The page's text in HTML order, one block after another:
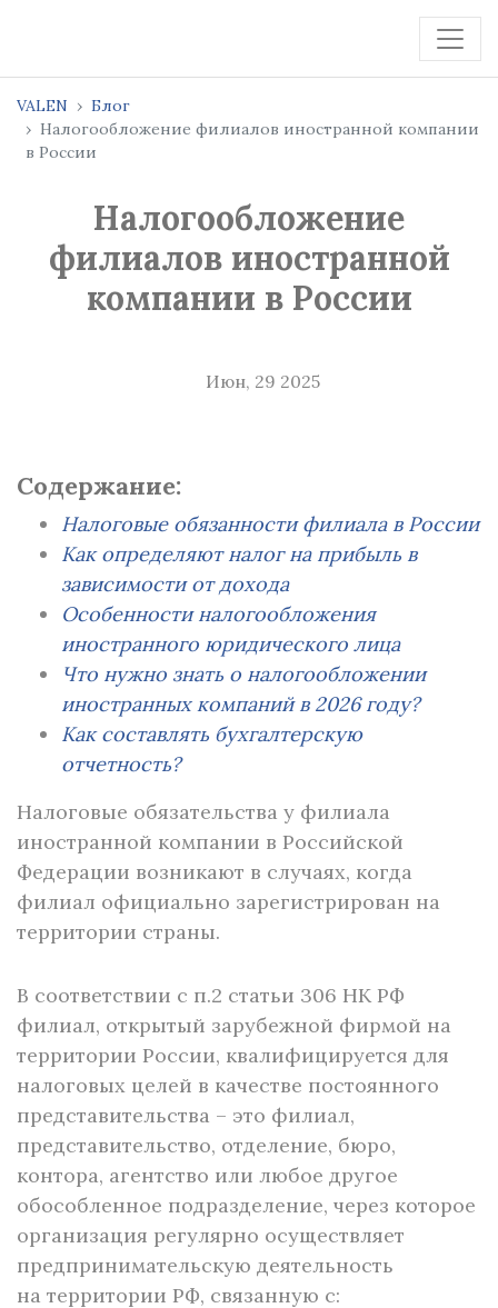
VALEN
Блог
Налогообложение филиалов иностранной компании
в России
Налогообложение
филиалов иностранной
компании в России
Июн, 29 2025
Содержание:
Налоговые обязанности филиала в России
Как определяют налог на прибыль в
зависимости от дохода
Особенности налогообложения
иностранного юридического лица
Что нужно знать о налогообложении
иностранных компаний в 2026 году?
Как составлять бухгалтерскую
отчетность?
Налоговые обязательства у филиала
иностранной компании в Российской
Федерации возникают в случаях, когда
филиал официально зарегистрирован на
территории страны.
В соответствии с п.2 статьи 306 НК РФ
филиал, открытый зарубежной фирмой на
территории России, квалифицируется для
налоговых целей в качестве постоянного
представительства – это филиал,
представительство, отделение, бюро,
контора, агентство или любое другое
обособленное подразделение, через которое
организация регулярно осуществляет
предпринимательскую деятельность
на территории РФ, связанную с: